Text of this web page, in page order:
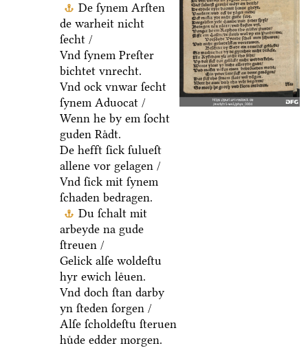
De ſynem Arſten
de warheit nicht
ſecht /
Vnd ſynem Preſter
bichtet vnrecht.
Vnd ock vnwar ſecht
ſynem Aduocat /
Wenn he by em ſocht
guden Raͤdt.
De hefft ſick ſulueſt
allene vor gelagen /
Vnd ſick mit ſynem
ſchaden bedragen.
Du ſchalt mit
arbeyde na gude
ſtreuen /
Gelick alſe woldeſtu
hyr ewich leͤuen.
Vnd doch ſtan darby
yn ſteden ſorgen /
Alſe ſcholdeſtu ſteruen
huͤde edder morgen.